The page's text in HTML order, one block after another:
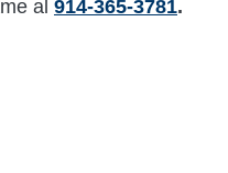
al 914-365-3781.